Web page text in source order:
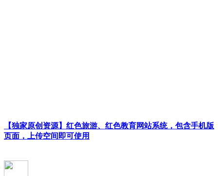
【独家原创资源】红色旅游、红色教育网站系统，包含手机版
页面，上传空间即可使用